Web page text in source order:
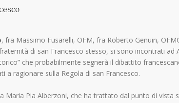
, fra Massimo Fusarelli, OFM, fra Roberto Genuin,
di san Francesco stesso, si sono incontrati ad
che probabilmente segnerà il dibattito
a ragionare sulla Regola di san Francesco.
Maria Pia Alberzoni, che ha trattato dal punto di vista